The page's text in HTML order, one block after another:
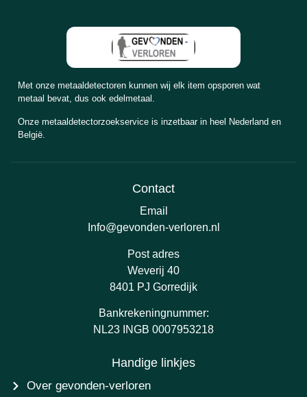
Met onze metaaldetectoren kunnen wij elk item opsporen wat
metaal bevat, dus ook edelmetaal.
Onze metaaldetectorzoekservice is inzetbaar in heel Nederland en
België.
Contact
Email
Info@gevonden-verloren.nl
Post adres
Weverij 40
8401 PJ Gorredijk
Bankrekeningnummer:
NL23 INGB 0007953218
Handige linkjes
Over gevonden-verloren